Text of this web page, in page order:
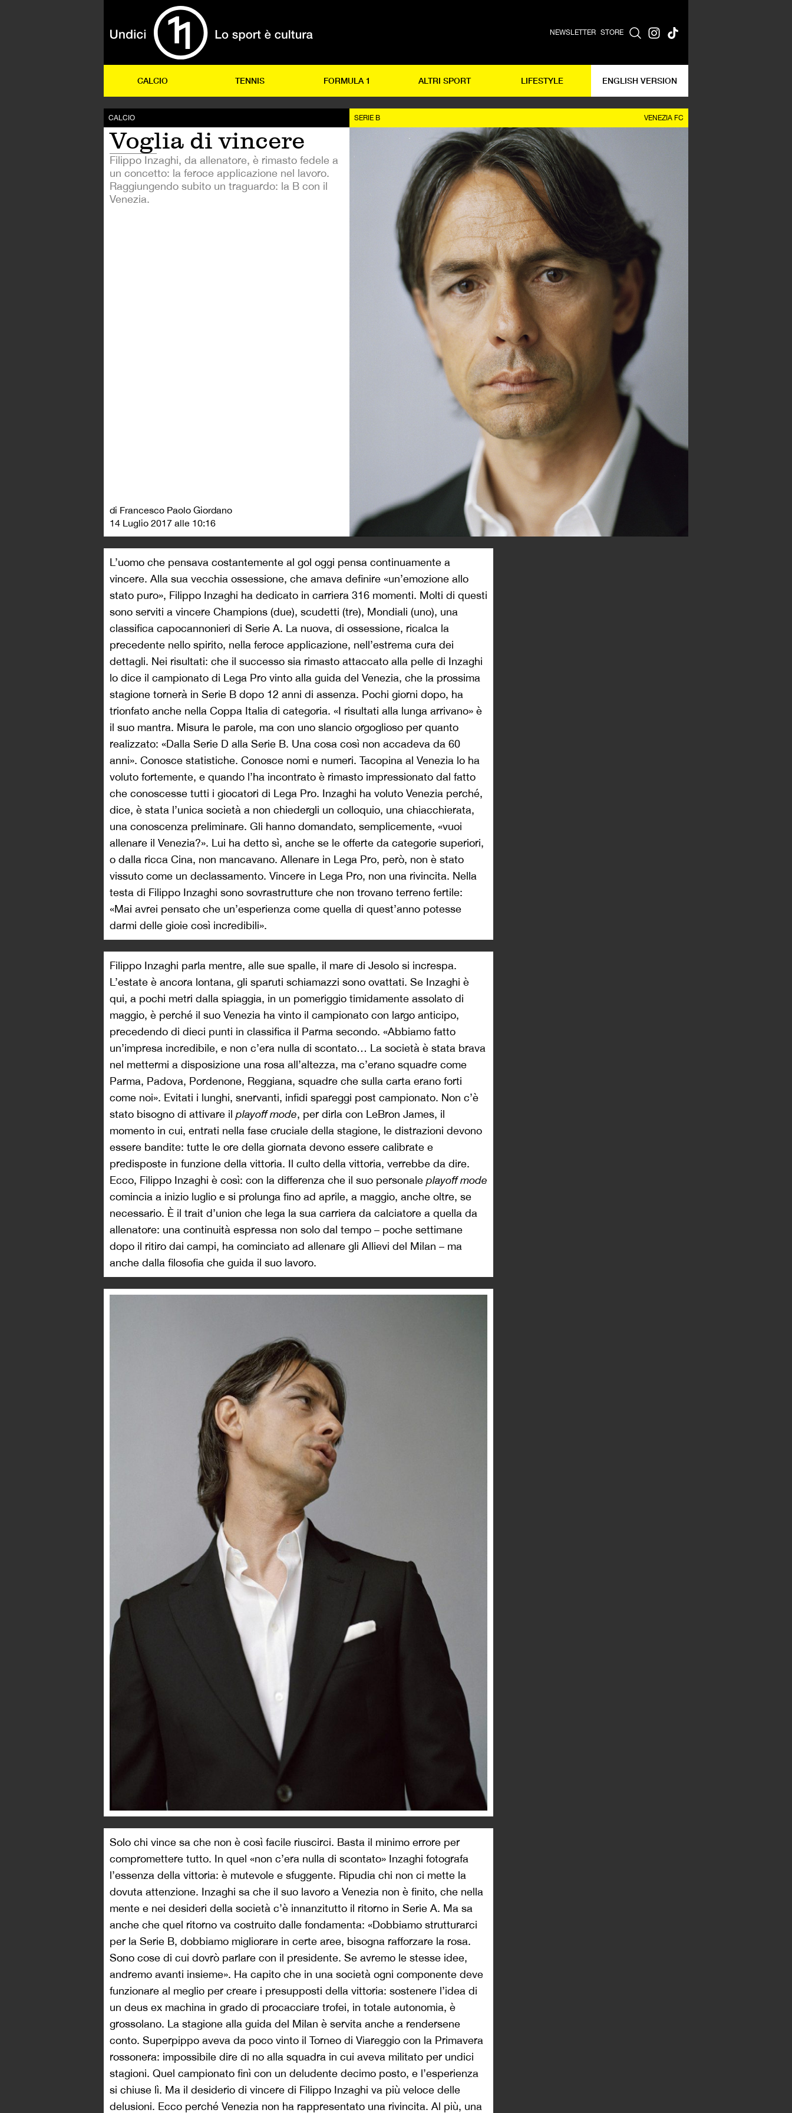
NEWSLETTER STORE
CALCIO TENNIS FORMULA 1 ALTRI SPORT LIFESTYLE ENGLISH VERSION
CALCIO
Voglia di vincere
Filippo Inzaghi, da allenatore, è rimasto fedele a
un concetto: la feroce applicazione nel lavoro.
Raggiungendo subito un traguardo: la B con il
Venezia.
di Francesco Paolo Giordano
14 Luglio 2017 alle 10:16
SERIE B VENEZIA FC
L’uomo che pensava costantemente al gol oggi pensa continuamente a
vincere. Alla sua vecchia ossessione, che amava definire «un’emozione allo
stato puro», Filippo Inzaghi ha dedicato in carriera 316 momenti. Molti di questi
sono serviti a vincere Champions (due), scudetti (tre), Mondiali (uno), una
classifica capocannonieri di Serie A. La nuova, di ossessione, ricalca la
precedente nello spirito, nella feroce applicazione, nell’estrema cura dei
dettagli. Nei risultati: che il successo sia rimasto attaccato alla pelle di Inzaghi
lo dice il campionato di Lega Pro vinto alla guida del Venezia, che la prossima
stagione tornerà in Serie B dopo 12 anni di assenza. Pochi giorni dopo, ha
trionfato anche nella Coppa Italia di categoria. «I risultati alla lunga arrivano» è
il suo mantra. Misura le parole, ma con uno slancio orgoglioso per quanto
realizzato: «Dalla Serie D alla Serie B. Una cosa così non accadeva da 60
anni». Conosce statistiche. Conosce nomi e numeri. Tacopina al Venezia lo ha
voluto fortemente, e quando l’ha incontrato è rimasto impressionato dal fatto
che conoscesse tutti i giocatori di Lega Pro. Inzaghi ha voluto Venezia perché,
dice, è stata l’unica società a non chiedergli un colloquio, una chiacchierata,
una conoscenza preliminare. Gli hanno domandato, semplicemente, «vuoi
allenare il Venezia?». Lui ha detto sì, anche se le offerte da categorie superiori,
o dalla ricca Cina, non mancavano. Allenare in Lega Pro, però, non è stato
vissuto come un declassamento. Vincere in Lega Pro, non una rivincita. Nella
testa di Filippo Inzaghi sono sovrastrutture che non trovano terreno fertile:
«Mai avrei pensato che un’esperienza come quella di quest’anno potesse
darmi delle gioie così incredibili».
Filippo Inzaghi parla mentre, alle sue spalle, il mare di Jesolo si increspa.
L’estate è ancora lontana, gli sparuti schiamazzi sono ovattati. Se Inzaghi è
qui, a pochi metri dalla spiaggia, in un pomeriggio timidamente assolato di
maggio, è perché il suo Venezia ha vinto il campionato con largo anticipo,
precedendo di dieci punti in classifica il Parma secondo. «Abbiamo fatto
un’impresa incredibile, e non c’era nulla di scontato… La società è stata brava
nel mettermi a disposizione una rosa all’altezza, ma c’erano squadre come
Parma, Padova, Pordenone, Reggiana, squadre che sulla carta erano forti
come noi». Evitati i lunghi, snervanti, infidi spareggi post campionato. Non c’è
stato bisogno di attivare il playoff mode, per dirla con LeBron James, il
momento in cui, entrati nella fase cruciale della stagione, le distrazioni devono
essere bandite: tutte le ore della giornata devono essere calibrate e
predisposte in funzione della vittoria. Il culto della vittoria, verrebbe da dire.
Ecco, Filippo Inzaghi è così: con la differenza che il suo personale playoff mode
comincia a inizio luglio e si prolunga fino ad aprile, a maggio, anche oltre, se
necessario. È il trait d’union che lega la sua carriera da calciatore a quella da
allenatore: una continuità espressa non solo dal tempo – poche settimane
dopo il ritiro dai campi, ha cominciato ad allenare gli Allievi del Milan – ma
anche dalla filosofia che guida il suo lavoro.
Solo chi vince sa che non è così facile riuscirci. Basta il minimo errore per
compromettere tutto. In quel «non c’era nulla di scontato» Inzaghi fotografa
l’essenza della vittoria: è mutevole e sfuggente. Ripudia chi non ci mette la
dovuta attenzione. Inzaghi sa che il suo lavoro a Venezia non è finito, che nella
mente e nei desideri della società c’è innanzitutto il ritorno in Serie A. Ma sa
anche che quel ritorno va costruito dalle fondamenta: «Dobbiamo strutturarci
per la Serie B, dobbiamo migliorare in certe aree, bisogna rafforzare la rosa.
Sono cose di cui dovrò parlare con il presidente. Se avremo le stesse idee,
andremo avanti insieme». Ha capito che in una società ogni componente deve
funzionare al meglio per creare i presupposti della vittoria: sostenere l’idea di
un deus ex machina in grado di procacciare trofei, in totale autonomia, è
grossolano. La stagione alla guida del Milan è servita anche a rendersene
conto. Superpippo aveva da poco vinto il Torneo di Viareggio con la Primavera
rossonera: impossibile dire di no alla squadra in cui aveva militato per undici
stagioni. Quel campionato finì con un deludente decimo posto, e l’esperienza
si chiuse lì. Ma il desiderio di vincere di Filippo Inzaghi va più veloce delle
delusioni. Ecco perché Venezia non ha rappresentato una rivincita. Al più, una